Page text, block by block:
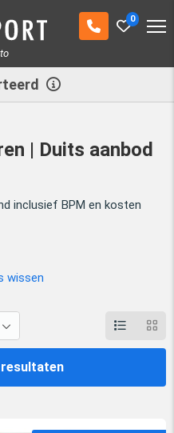
0
| Duits aanbod
inclusief BPM en kosten
wissen